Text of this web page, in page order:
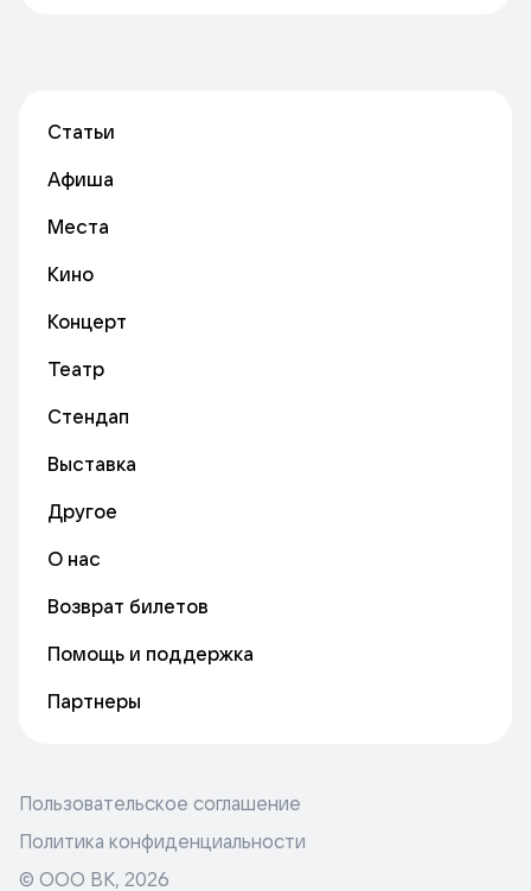
Статьи
Афиша
Места
Кино
Концерт
Театр
Стендап
Выставка
Другое
О нас
Возврат билетов
Помощь и поддержка
Партнеры
Пользовательское соглашение
Политика конфиденциальности
© ООО ВК, 2026